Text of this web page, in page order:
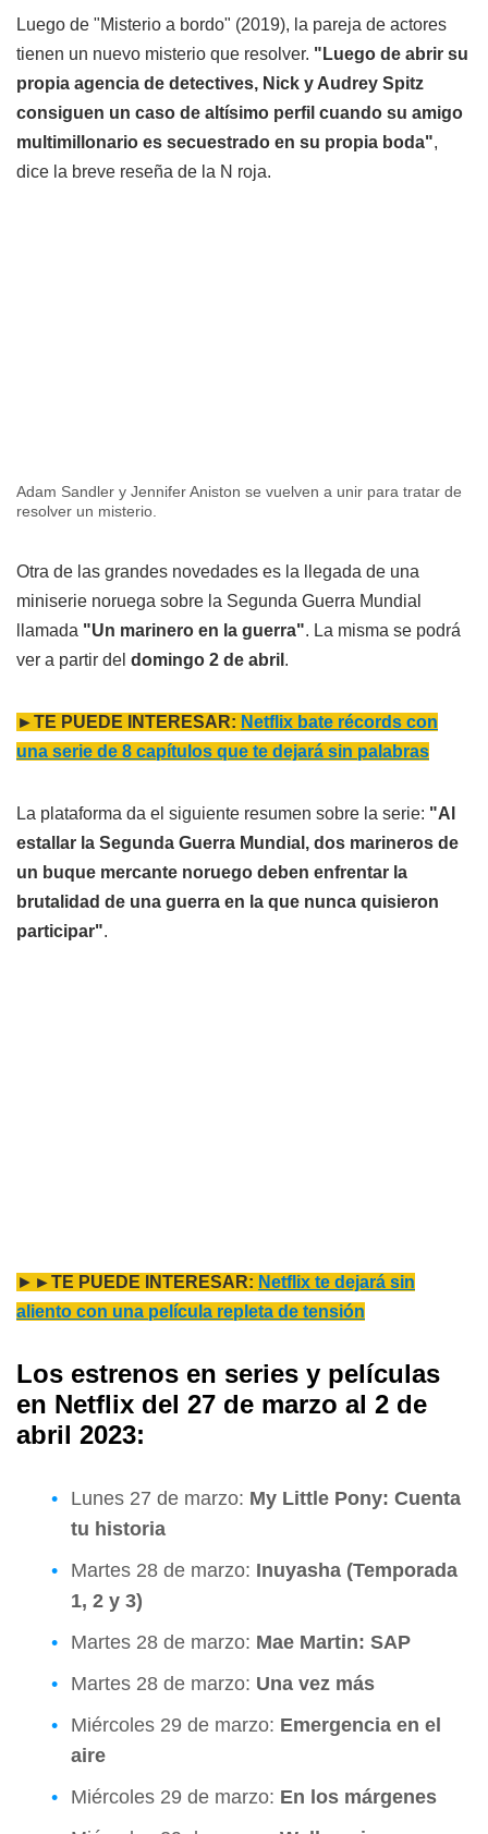
Luego de "Misterio a bordo" (2019), la pareja de actores
tienen un nuevo misterio que resolver. "Luego de abrir su
propia agencia de detectives, Nick y Audrey Spitz
consiguen un caso de altísimo perfil cuando su amigo
multimillonario es secuestrado en su propia boda",
dice la breve reseña de la N roja.
Adam Sandler y Jennifer Aniston se vuelven a unir para tratar de
resolver un misterio.
Otra de las grandes novedades es la llegada de una
miniserie noruega sobre la Segunda Guerra Mundial
llamada "Un marinero en la guerra". La misma se podrá
ver a partir del domingo 2 de abril .
►TE PUEDE INTERESAR: Netflix bate récords con
una serie de 8 capítulos que te dejará sin palabras
La plataforma da el siguiente resumen sobre la serie: "Al
estallar la Segunda Guerra Mundial, dos marineros de
un buque mercante noruego deben enfrentar la
brutalidad de una guerra en la que nunca quisieron
participar".
► ►TE PUEDE INTERESAR: Netflix te dejará sin
aliento con una película repleta de tensión
Los estrenos en series y películas
en Netflix del 27 de marzo al 2 de
abril 2023:
Lunes 27 de marzo: My Little Pony: Cuenta
tu historia
Martes 28 de marzo: Inuyasha (Temporada
1, 2 y 3)
Martes 28 de marzo: Mae Martin: SAP
Martes 28 de marzo: Una vez más
Miércoles 29 de marzo: Emergencia en el
aire
Miércoles 29 de marzo: En los márgenes